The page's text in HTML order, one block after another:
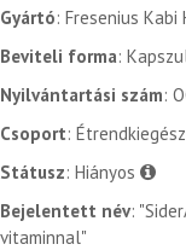
Gyártó: Fresenius Kabi
Beviteli forma:
Nyilvántartási szám:
Csoport:
Státusz: Hiányos
Bejelentett név:
vitaminnal"